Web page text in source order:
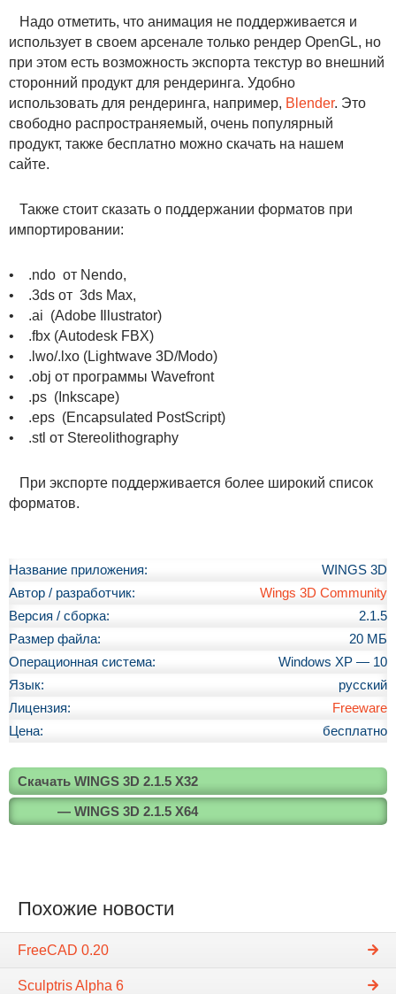
Надо отметить, что анимация не поддерживается и
использует в своем арсенале только рендер OpenGL, но
при этом есть возможность экспорта текстур во внешний
сторонний продукт для рендеринга. Удобно
использовать для рендеринга, например, Blender. Это
свободно распространяемый, очень популярный
продукт, также бесплатно можно скачать на нашем
сайте.
Также стоит сказать о поддержании форматов при
импортировании:
• .ndo от Nendo,
• .3ds от 3ds Max,
• .ai (Adobe Illustrator)
• .fbx (Autodesk FBX)
• .lwo/.lxo (Lightwave 3D/Modo)
• .obj от программы Wavefront
• .ps (Inkscape)
• .eps (Encapsulated PostScript)
• .stl от Stereolithography
При экспорте поддерживается более широкий список
форматов.
Название приложения:
WINGS 3D
Автор / разработчик:
Wings 3D Community
Версия / сборка:
2.1.5
Размер файла:
20 МБ
Операционная система:
Windows XP — 10
Язык:
русский
Лицензия:
Freeware
Цена:
бесплатно
Скачать WINGS 3D 2.1.5 X32
— WINGS 3D 2.1.5 X64
Похожие новости
FreeCAD 0.20
Sculptris Alpha 6